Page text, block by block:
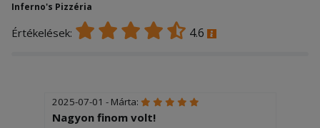
Inferno's Pizzéria
Értékelések: 4.6
2025-07-01 - Márta:
Nagyon finom volt!